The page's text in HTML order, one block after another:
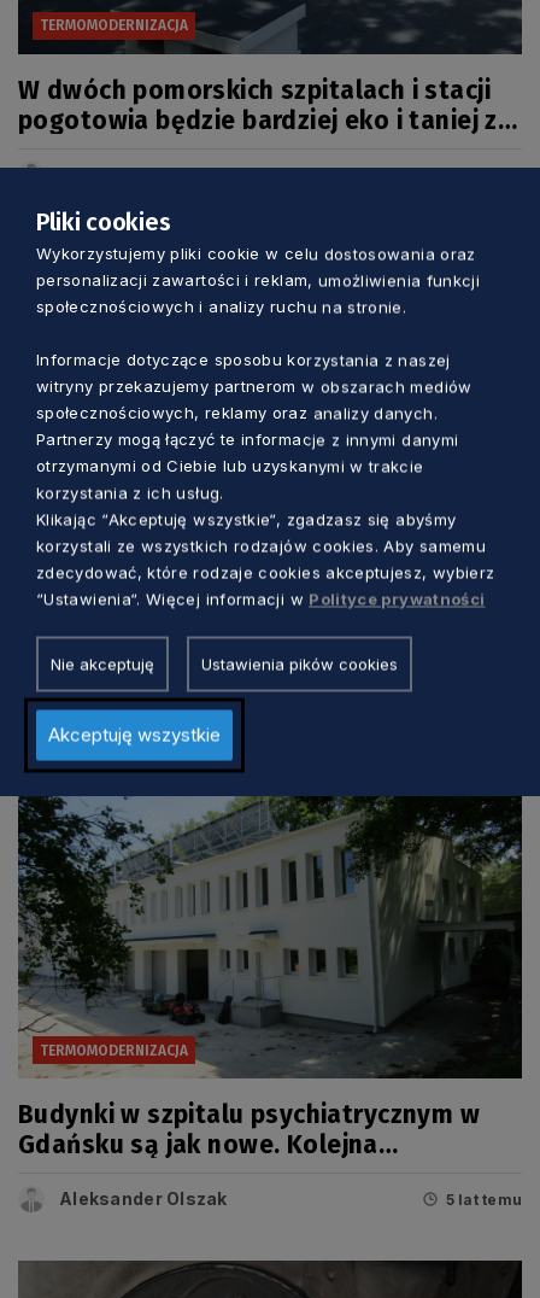
TERMOMODERNIZACJA
W dwóch pomorskich szpitalach i stacji
pogotowia będzie bardziej eko i taniej za
Aleksander Olszak
TERMOMODERNIZACJA
Kolejna termomodernizacja zakończona.
Szpital w Gdańsku korzysta z czystego
źródła energii
Aleksander Olszak
TERMOMODERNIZACJA
Budynki w szpitalu psychiatrycznym w
Gdańsku są jak nowe. Kolejna
Aleksander Olszak 5 lat temu
Pliki cookies
Wykorzystujemy pliki cookie w celu dostosowania oraz
personalizacji zawartości i reklam, umożliwienia funkcji
społecznościowych i analizy ruchu na stronie.
Informacje dotyczące sposobu korzystania z naszej
witryny przekazujemy partnerom w obszarach mediów
społecznościowych, reklamy oraz analizy danych.
Partnerzy mogą łączyć te informacje z innymi danymi
otrzymanymi od Ciebie lub uzyskanymi w trakcie
korzystania z ich usług.
Klikając “Akceptuję wszystkie“, zgadzasz się abyśmy
korzystali ze wszystkich rodzajów cookies. Aby samemu
zdecydować, które rodzaje cookies akceptujesz, wybierz
“Ustawienia“. Więcej informacji w Polityce prywatności
Nie akceptuję Ustawienia pików cookies
Akceptuję wszystkie